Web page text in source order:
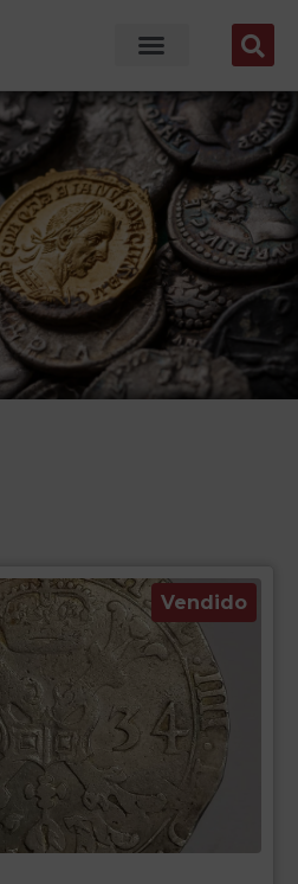
Vendido